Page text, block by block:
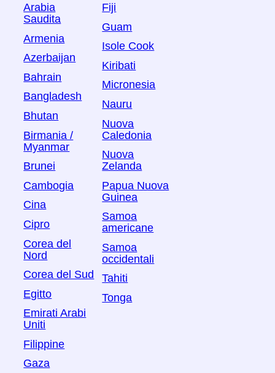
Arabia
Saudita
Armenia
Azerbaijan
Bahrain
Bangladesh
Bhutan
Birmania /
Myanmar
Brunei
Cambogia
Cina
Cipro
Corea del
Nord
Corea del Sud
Egitto
Emirati Arabi
Uniti
Filippine
Gaza
Fiji
Guam
Isole Cook
Kiribati
Micronesia
Nauru
Nuova
Caledonia
Nuova
Zelanda
Papua Nuova
Guinea
Samoa
americane
Samoa
occidentali
Tahiti
Tonga